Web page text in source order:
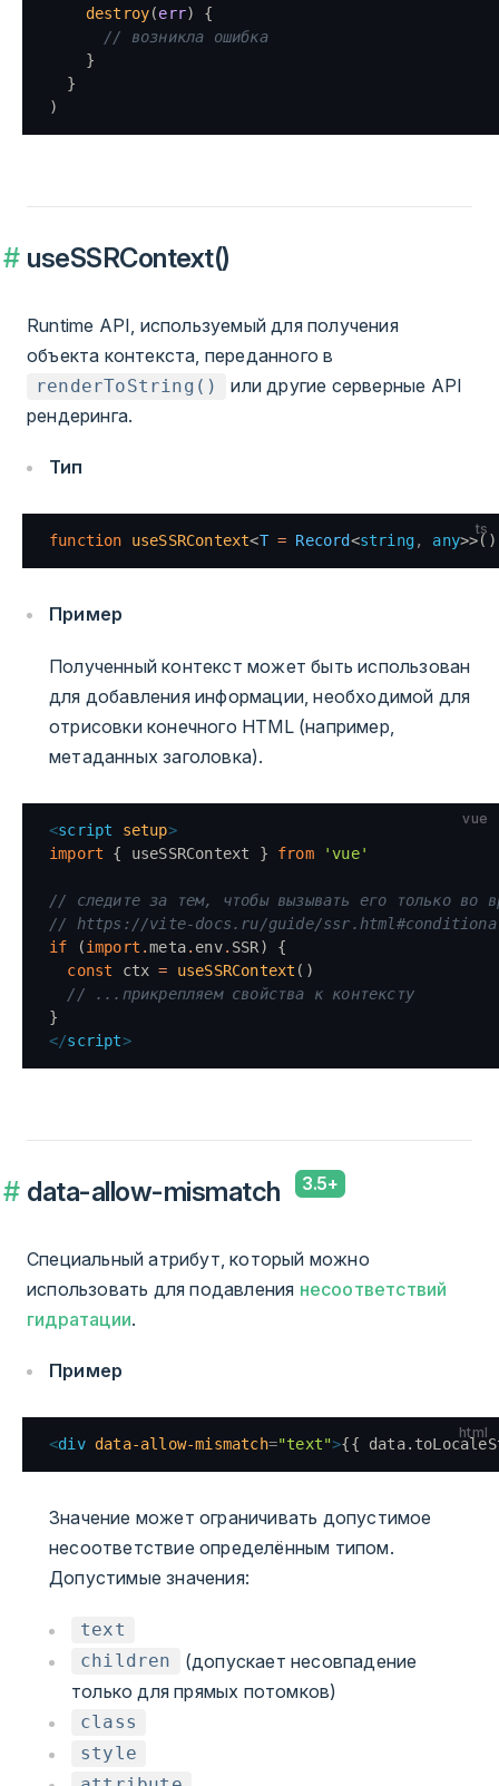
    destroy
(err) {
      // возникла ошибка
    }
  }
)
useSSRContext()
Runtime API, используемый для получения
объекта контекста, переданного в
renderToString()
или другие серверные API
рендеринга.
Тип
ts
function useSSRContext<T = Record<string, any>>()
Пример
Полученный контекст может быть использован
для добавления информации, необходимой для
отрисовки конечного HTML (например,
метаданных заголовка).
vue
<script setup>
import { useSSRContext } from 'vue'
// следите за тем, чтобы вызывать его только во
// https://vite-docs.ru/guide/
if (import .meta. env. SSR) {
  const
ctx = useSSRContext ()
  // ...прикрепляем свойства к контексту
}
</script>
data-allow-mismatch
Специальный атрибут, который можно
использовать для подавления несоответствий
гидратации.
Пример
html
<div data-allow-mismatch="text">{{
Значение может ограничивать допустимое
несоответствие определённым типом.
Допустимые значения:
text
children
(допускает несовпадение
только для прямых потомков)
class
style